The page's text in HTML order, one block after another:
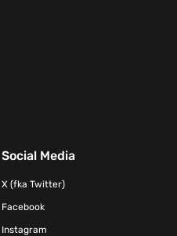
Social Media
X (fka Twitter)
Facebook
Instagram